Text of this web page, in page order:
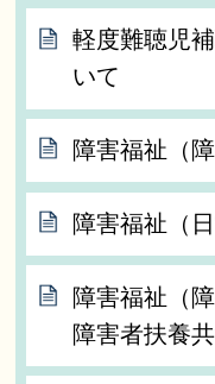
軽度難聴児
いて
障害福祉（
障害福祉（
障害福祉（
障害者扶養共